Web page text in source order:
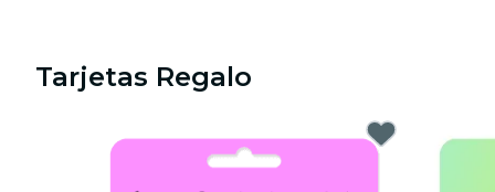
Tarjetas Regalo